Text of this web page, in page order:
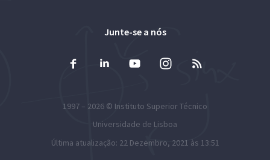
Junte-se a nós
1997 – 2026 © Instituto Superior Técnico
Universidade de Lisboa
Última atualização: 22 Dezembro, 2021 às 13:51